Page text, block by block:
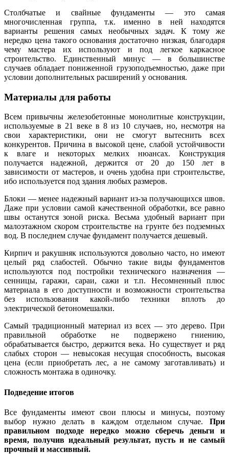
Столбчатые и свайные фундаменты — это самая
многочисленная группа, т.к. именно в ней находятся
варианты решения самых необычных задач. К тому же
нередко цена такого основания достаточно низкая, благодаря
чему мастера их используют и под легкое каркасное
строительство. Единственный минус — в большинстве
случаев обладает пониженной грузоподъемностью, даже при
условии дополнительных расширений у основания.
Материалы для работы
Всем привычны железобетонные монолитные конструкции,
используемые в 21 веке в 8 из 10 случаев, но, несмотря на
свои характеристики, они не смогут вытеснить всех
конкурентов. Причина в высокой цене, слабой устойчивости
к влаге и некоторых мелких нюансах. Конструкция
получается надежной, держится от 20 до 150 лет в
зависимости от мастеров, и очень удобна при строительстве,
ибо используется под здания любых размеров.
Блоки — менее надежный вариант из-за получающихся швов.
Даже при условии самой качественной обработки, все равно
швы останутся зоной риска. Весьма удобный вариант при
малоэтажном скором строительстве на грунте без подземных
вод. В последнем случае фундамент получается дешевый.
Кирпич и ракушняк используются довольно часто, но имеют
целый ряд слабостей. Обычно такие виды фундаментов
используются под постройки технического назначения —
сенницы, гаражи, сараи, сажи и т.п. Несомненный плюс
материала в его доступности и возможности строительства
без использования какой-либо техники вплоть до
электрической бетономешалки.
Самый традиционный материал из всех — это дерево. При
правильной обработке не подвержено гниению,
обрабатывается быстро, держится века. Но существует и ряд
слабых сторон — невысокая несущая способность, высокая
цена (если приобретать лес, а не самому заготавливать) и
сложность монтажа в одиночку.
Подведение итогов
Все фундаменты имеют свои плюсы и минусы, поэтому
выбор нужно делать в каждом отдельном случае. При
правильном подходе нередко можно сберечь деньги и
время, получив идеальный результат, пусть и не самый
прочный и массивный.